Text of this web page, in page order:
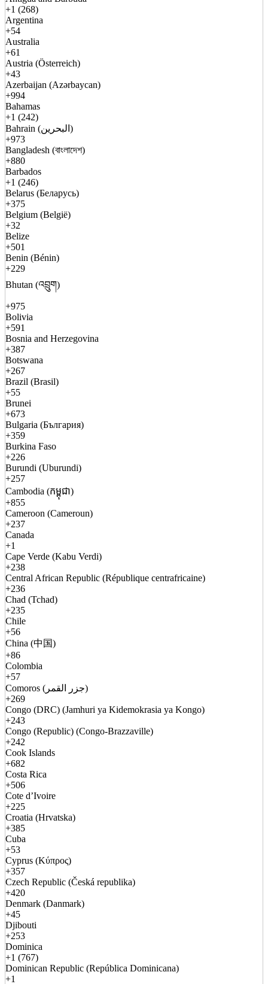
+1 (268)
Argentina
+54
Australia
+61
Austria (Österreich)
+43
Azerbaijan (Azərbaycan)
+994
Bahamas
+1 (242)
Bahrain (البحرين)
+973
Bangladesh (বাংলাদেশ)
+880
Barbados
+1 (246)
Belarus (Беларусь)
+375
Belgium (België)
+32
Belize
+501
Benin (Bénin)
+229
Bhutan (འབྲུག)
+975
Bolivia
+591
Bosnia and Herzegovina
+387
Botswana
+267
Brazil (Brasil)
+55
Brunei
+673
Bulgaria (България)
+359
Burkina Faso
+226
Burundi (Uburundi)
+257
Cambodia (កម្ពុជា)
+855
Cameroon (Cameroun)
+237
Canada
+1
Cape Verde (Kabu Verdi)
+238
Central African Republic (République centrafricaine)
+236
Chad (Tchad)
+235
Chile
+56
China (中国)
+86
Colombia
+57
Comoros (جزر القمر)
+269
Congo (DRC) (Jamhuri ya Kidemokrasia ya Kongo)
+243
Congo (Republic) (Congo-Brazzaville)
+242
Cook Islands
+682
Costa Rica
+506
Cote d’Ivoire
+225
Croatia (Hrvatska)
+385
Cuba
+53
Cyprus (Κύπρος)
+357
Czech Republic (Česká republika)
+420
Denmark (Danmark)
+45
Djibouti
+253
Dominica
+1 (767)
Dominican Republic (República Dominicana)
+1